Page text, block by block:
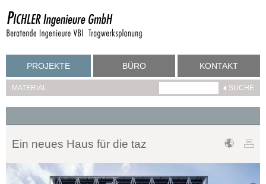
PROJEKTE BÜRO KONTAKT
MATERIAL
Ein neues Haus für die taz